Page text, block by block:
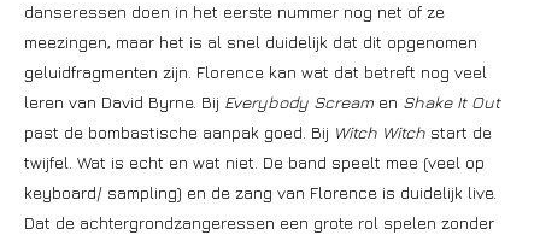
danseressen doen in het eerste nummer nog net of ze
meezingen, maar het is al snel duidelijk dat dit opgenomen
geluidfragmenten zijn. Florence kan wat dat betreft nog veel
leren van David Byrne. Bij Everybody Scream en Shake It Out
past de bombastische aanpak goed. Bij Witch Witch start de
twijfel. Wat is echt en wat niet. De band speelt mee (veel op
keyboard/ sampling) en de zang van Florence is duidelijk live.
Dat de achtergrondzangeressen een grote rol spelen zonder